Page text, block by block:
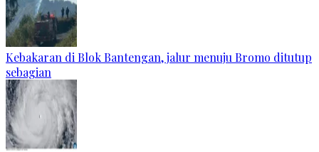
Kebakaran di Blok Bantengan, jalur menuju Bromo ditutup
sebagian